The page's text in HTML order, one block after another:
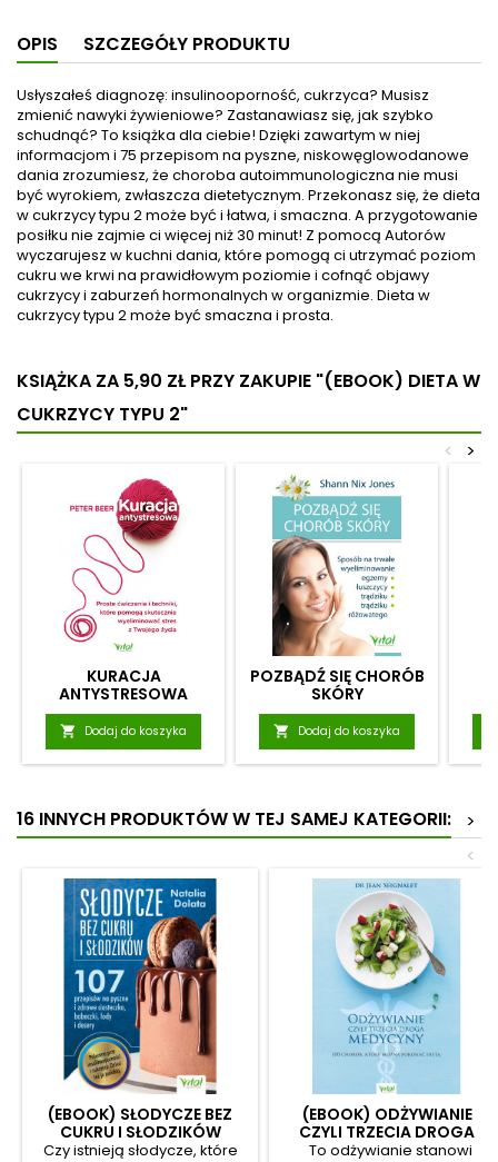
OPIS SZCZEGÓŁY PRODUKTU
Usłyszałeś diagnozę: insulinooporność, cukrzyca? Musisz
zmienić nawyki żywieniowe? Zastanawiasz się, jak szybko
schudnąć? To książka dla ciebie! Dzięki zawartym w niej
informacjom i 75 przepisom na pyszne, niskowęglowodanowe
dania zrozumiesz, że choroba autoimmunologiczna nie musi
być wyrokiem, zwłaszcza dietetycznym. Przekonasz się, że dieta
w cukrzycy typu 2 może być i łatwa, i smaczna. A przygotowanie
posiłku nie zajmie ci więcej niż 30 minut! Z pomocą Autorów
wyczarujesz w kuchni dania, które pomogą ci utrzymać poziom
cukru we krwi na prawidłowym poziomie i cofnąć objawy
cukrzycy i zaburzeń hormonalnych w organizmie. Dieta w
cukrzycy typu 2 może być smaczna i prosta.
KSIĄŻKA ZA 5,90 ZŁPRZY ZAKUPIE "(EBOOK) DIETA W
CUKRZYCY TYPU 2"
>
<
KURACJA
ANTYSTRESOWA
 Dodaj do koszyka
POZBĄDŹ SIĘ CHORÓB
SKÓRY
 Dodaj do koszyka
16 INNYCH PRODUKTÓW W TEJ SAMEJ KATEGORII:
>
<
(EBOOK) SŁODYCZE BEZ
CUKRU I SŁODZIKÓW
Czy istnieją słodycze, które
(EBOOK) ODŻYWIANIE
CZYLI TRZECIA DROGA
MEDYCYNY
To odżywianie stanowi